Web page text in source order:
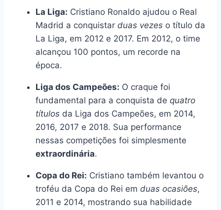
La Liga: Cristiano Ronaldo ajudou o Real
Madrid a conquistar duas vezes o título da
La Liga, em 2012 e 2017. Em 2012, o time
alcançou 100 pontos, um recorde na
época.
Liga dos Campeões: O craque foi
fundamental para a conquista de quatro
títulos da Liga dos Campeões, em 2014,
2016, 2017 e 2018. Sua performance
nessas competições foi simplesmente
extraordinária.
Copa do Rei: Cristiano também levantou o
troféu da Copa do Rei em duas ocasiões,
2011 e 2014, mostrando sua habilidade